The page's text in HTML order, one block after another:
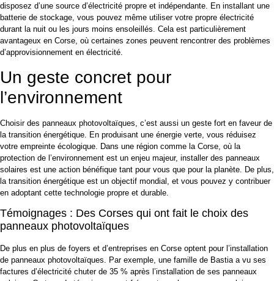
disposez d’une source d’électricité propre et indépendante. En installant une
batterie de stockage, vous pouvez même utiliser votre propre électricité
durant la nuit ou les jours moins ensoleillés. Cela est particulièrement
avantageux en Corse, où certaines zones peuvent rencontrer des problèmes
d’approvisionnement en électricité.
Un geste concret pour
l’environnement
Choisir des panneaux photovoltaïques, c’est aussi un geste fort en faveur de
la transition énergétique. En produisant une énergie verte, vous réduisez
votre empreinte écologique. Dans une région comme la Corse, où la
protection de l’environnement est un enjeu majeur, installer des panneaux
solaires est une action bénéfique tant pour vous que pour la planète. De plus,
la transition énergétique est un objectif mondial, et vous pouvez y contribuer
en adoptant cette technologie propre et durable.
Témoignages : Des Corses qui ont fait le choix des
panneaux photovoltaïques
De plus en plus de foyers et d’entreprises en Corse optent pour l’installation
de panneaux photovoltaïques. Par exemple, une famille de Bastia a vu ses
factures d’électricité chuter de 35 % après l’installation de ses panneaux